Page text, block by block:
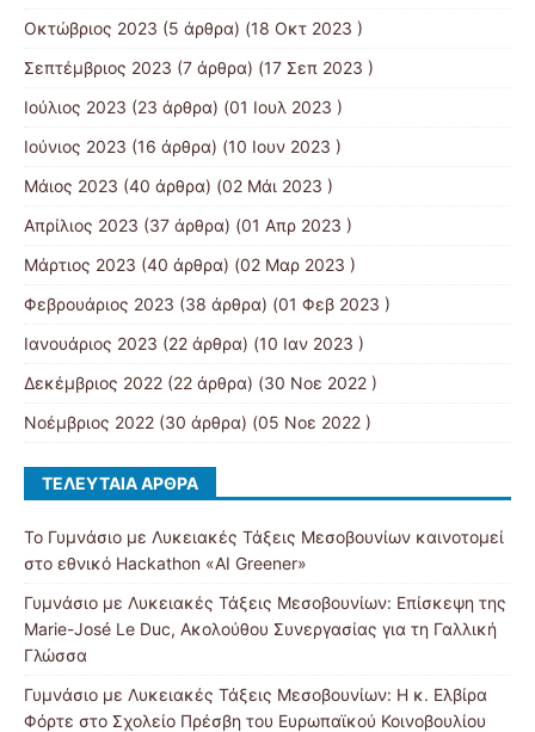
Οκτώβριος 2023 (5 άρθρα) (18 Οκτ 2023 )
Σεπτέμβριος 2023 (7 άρθρα) (17 Σεπ 2023 )
Ιούλιος 2023 (23 άρθρα) (01 Ιουλ 2023 )
Ιούνιος 2023 (16 άρθρα) (10 Ιουν 2023 )
Μάιος 2023 (40 άρθρα) (02 Μάι 2023 )
Απρίλιος 2023 (37 άρθρα) (01 Απρ 2023 )
Μάρτιος 2023 (40 άρθρα) (02 Μαρ 2023 )
Φεβρουάριος 2023 (38 άρθρα) (01 Φεβ 2023 )
Ιανουάριος 2023 (22 άρθρα) (10 Ιαν 2023 )
Δεκέμβριος 2022 (22 άρθρα) (30 Νοε 2022 )
Νοέμβριος 2022 (30 άρθρα) (05 Νοε 2022 )
ΤΕΛΕΥΤΑΊΑ ΆΡΘΡΑ
Το Γυμνάσιο με Λυκειακές Τάξεις Μεσοβουνίων καινοτομεί
στο εθνικό Hackathon «AI Greener»
Γυμνάσιο με Λυκειακές Τάξεις Μεσοβουνίων: Επίσκεψη της
Marie-José Le Duc, Ακολούθου Συνεργασίας για τη Γαλλική
Γλώσσα
Γυμνάσιο με Λυκειακές Τάξεις Μεσοβουνίων: Η κ. Ελβίρα
Φόρτε στο Σχολείο Πρέσβη του Ευρωπαϊκού Κοινοβουλίου